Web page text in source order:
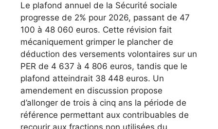
Le plafond annuel de la Sécurité sociale
progresse de 2% pour 2026, passant de 47
100 à 48 060 euros. Cette révision fait
mécaniquement grimper le plancher de
déduction des versements volontaires sur un
PER de 4 637 à 4 806 euros, tandis que le
plafond atteindrait 38 448 euros. Un
amendement en discussion propose
d’allonger de trois à cinq ans la période de
référence permettant aux contribuables de